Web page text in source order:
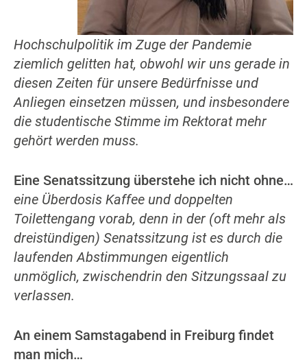
Hochschulpolitik im Zuge der Pandemie
ziemlich gelitten hat, obwohl wir uns gerade in
diesen Zeiten für unsere Bedürfnisse und
Anliegen einsetzen müssen, und insbesondere
die studentische Stimme im Rektorat mehr
gehört werden muss.
Eine Senatssitzung überstehe ich nicht ohne…
eine Überdosis Kaffee und doppelten
Toilettengang vorab, denn in der (oft mehr als
dreistündigen) Senatssitzung ist es durch die
laufenden Abstimmungen eigentlich
unmöglich, zwischendrin den Sitzungssaal zu
verlassen.
An einem Samstagabend in Freiburg findet
man mich…